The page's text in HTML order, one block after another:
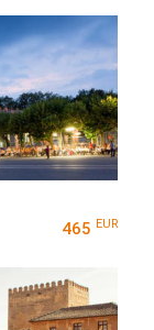
465 EUR